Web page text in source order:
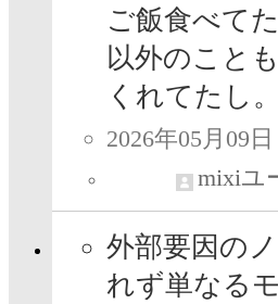
ご飯食べて
以外のこと
くれてたし。
2026年05月09日
mixiユ
外部要因の
れず単なる